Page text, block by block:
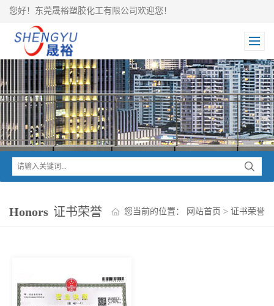
您好！东莞晟裕塑胶化工有限公司欢迎您！
Honors 证书荣誉 您当前的位置： 网站首页 > 证书荣誉